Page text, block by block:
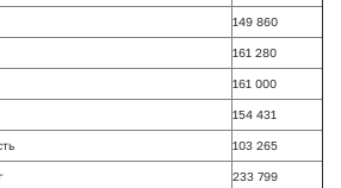
149 860
161 280
161 000
154 431
103 265
233 799